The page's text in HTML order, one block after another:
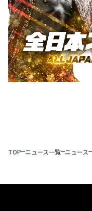
TOP ニュース一覧 ニュース